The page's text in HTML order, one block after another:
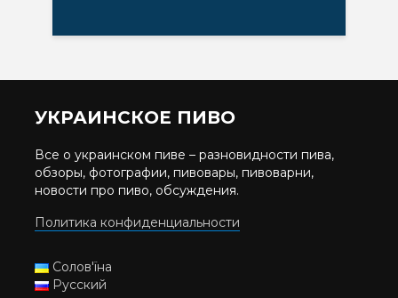
УКРАИНСКОЕ ПИВО
Все о украинском пиве – разновидности пива,
обзоры, фотографии, пивовары, пивоварни,
новости про пиво, обсуждения.
Политика конфиденциальности
Солов'їна
Русский